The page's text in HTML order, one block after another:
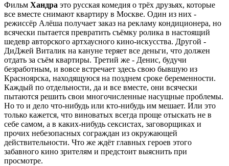
Фильм Хандра это русская комедия о трёх друзьях, которые
все вместе снимают квартиру в Москве. Один из них -
режиссёр Алёша получает заказ на рекламу кондиционера, но
всячески пытается превратить съёмку ролика в настоящий
шедевр авторского артхаусного кино-искусства. Другой -
ДиДжей Виталик на кануне теряет все деньги, что должен
отдать за съём квартиры. Третий же - Денис, будучи
безработным, и вовсе встречает здесь свою бывшую из
Красноярска, находящуюся на позднем сроке беременности.
Каждый по отдельности, да и все вместе, они всячески
пытаются решить свои многочисленные насущные проблемы.
Но то и дело что-нибудь или кто-нибудь им мешает. Или это
только кажется, что виноватых всегда проще отыскать не в
себе самом, а в каких-нибудь сексистах, заговорщиках и
прочих небезопасных сограждан из окружающей
действительности. Что же ждёт главных героев этого
забавного кино зрителям и предстоит выяснить при
просмотре.